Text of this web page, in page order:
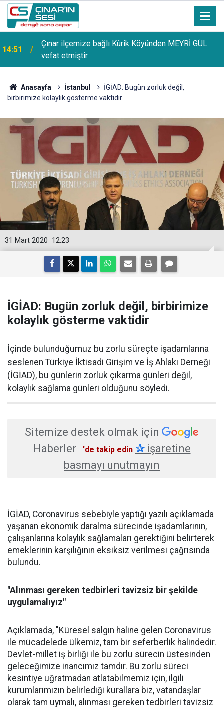
14:51
Çınar ilçemize bağlı Kûrik Köyünden MEYRİ GÜL
vefat etmiştir
Anasayfa İstanbul
İGİAD: Bugün zorluk değil,
birbirimize kolaylık gösterme vaktidir
12:23
31 Mart 2020
İGİAD: Bugün zorluk değil, birbirimize
kolaylık gösterme vaktidir
İçinde bulunduğumuz bu zorlu süreçte işadamlarına
seslenen Türkiye İktisadi Girişim ve İş Ahlakı Derneği
(İGİAD), bu günlerin zorluk çıkarma günleri değil,
kolaylık sağlama günleri olduğunu söyledi.
Sitemize destek olmak için
Haberler
'de takip edin ✰işaretine
basmayı unutmayın
İGİAD, Coronavirus sebebiyle yaptığı yazılı açıklamada
yaşanan ekonomik daralma sürecinde işadamlarının,
çalışanlarına kolaylık sağlamaları gerektiğini belirterek
emeklerinin karşılığının eksiksiz verilmesi çağrısında
bulundu.
"Alınması gereken tedbirleri tavizsiz bir şekilde
uygulamalıyız"
Açıklamada, "Küresel salgın haline gelen Coronavirus
ile mücadelede ülkemiz, tam bir seferberlik halindedir.
Devlet-millet iş birliği ile bu zorlu sürecin üstesinden
geleceğimize inancımız tamdır. Bu zorlu süreci
kesintiye uğratmadan atlatabilmemiz için, ilgili
kurumlarımızın belirlediği kurallara biz, vatandaşlar
olarak tam uymalı, alınması gereken tedbirleri tavizsiz